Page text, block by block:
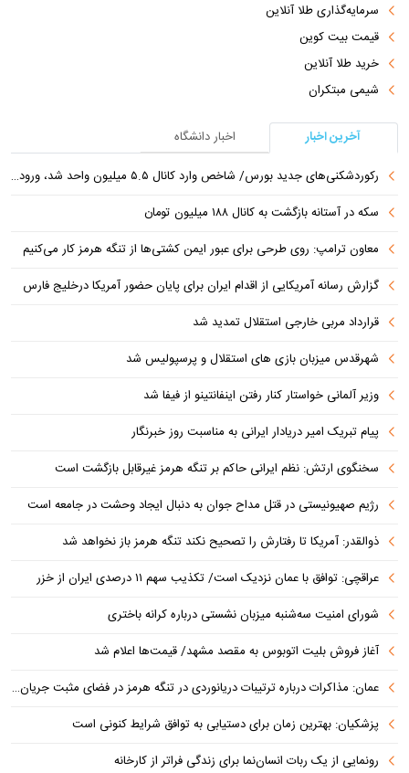
سرمایه‌گذاری طلا آنلاین
قیمت بیت کوین
خرید طلا آنلاین
شیمی مبتکران
آخرین اخبار
اخبار دانشگاه
رکوردشکنی‌های جدید بورس/ شاخص وارد کانال ۵.۵ میلیون واحد شد، ورود ۹ همت پول حقیقی
سکه در آستانه بازگشت به کانال ۱۸۸ میلیون تومان
معاون ترامپ: روی طرحی برای عبور ایمن کشتی‌ها از تنگه هرمز کار می‌کنیم
گزارش رسانه آمریکایی از اقدام ایران برای پایان حضور آمریکا درخلیج فارس
قرارداد مربی خارجی استقلال تمدید شد
شهرقدس میزبان بازی های استقلال و پرسپولیس شد
وزیر آلمانی خواستار کنار رفتن اینفانتینو از فیفا شد
پیام تبریک امیر دریادار ایرانی به مناسبت روز خبرنگار
سخنگوی ارتش: نظم ایرانی حاکم بر تنگه هرمز غیرقابل بازگشت است
رژیم صهیونیستی در قتل مداح جوان به دنبال ایجاد وحشت در جامعه است
ذوالقدر: آمریکا تا رفتارش را تصحیح نکند تنگه هرمز باز نخواهد شد
عراقچی: توافق با عمان نزدیک است/ تکذیب سهم ۱۱ درصدی ایران از خزر
شورای امنیت سه‌شنبه میزبان نشستی درباره کرانه باختری
آغاز فروش بلیت اتوبوس به مقصد مشهد/ قیمت‌ها اعلام شد
عمان: مذاکرات درباره ترتیبات دریانوردی در تنگه هرمز در فضای مثبت جریان دارد
پزشکیان‌: بهترین زمان برای دستیابی به توافق شرایط کنونی است
رونمایی از یک ربات انسان‌نما برای زندگی فراتر از کارخانه